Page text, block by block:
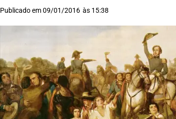
Publicado em09/01/2016 às 15:38